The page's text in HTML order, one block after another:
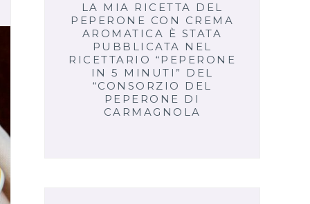
LA MIA RICETTA DEL
PEPERONE CON CREMA
AROMATICA È STATA
PUBBLICATA NEL
RICETTARIO “PEPERONE
IN 5 MINUTI” DEL
“CONSORZIO DEL
PEPERONE DI
CARMAGNOLA